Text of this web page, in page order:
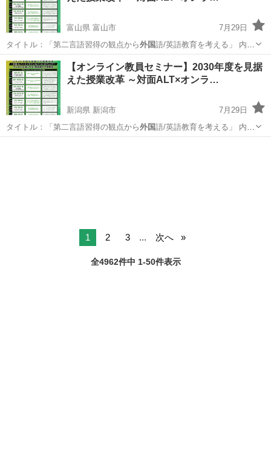
富山県 富山市
7月29日
タイトル：「第二言語習得の観点から外国語/英語教育を考える」 内
容：203…
富山 富山市 セミナー オンライン
【オンライン教員セミナー】2030年度を見据
えた授業改革 ～対面ALT×オンラ…
新潟県 新潟市
7月29日
タイトル：「第二言語習得の観点から外国語/英語教育を考える」 内
容：203…
1 2 3 ... 次へ
全4962件中 1-50件表示